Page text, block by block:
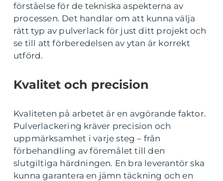
förståelse för de tekniska aspekterna av
processen. Det handlar om att kunna välja
rätt typ av pulverlack för just ditt projekt och
se till att förberedelsen av ytan är korrekt
utförd.
Kvalitet och precision
Kvaliteten på arbetet är en avgörande faktor.
Pulverlackering kräver precision och
uppmärksamhet i varje steg – från
förbehandling av föremålet till den
slutgiltiga härdningen. En bra leverantör ska
kunna garantera en jämn täckning och en